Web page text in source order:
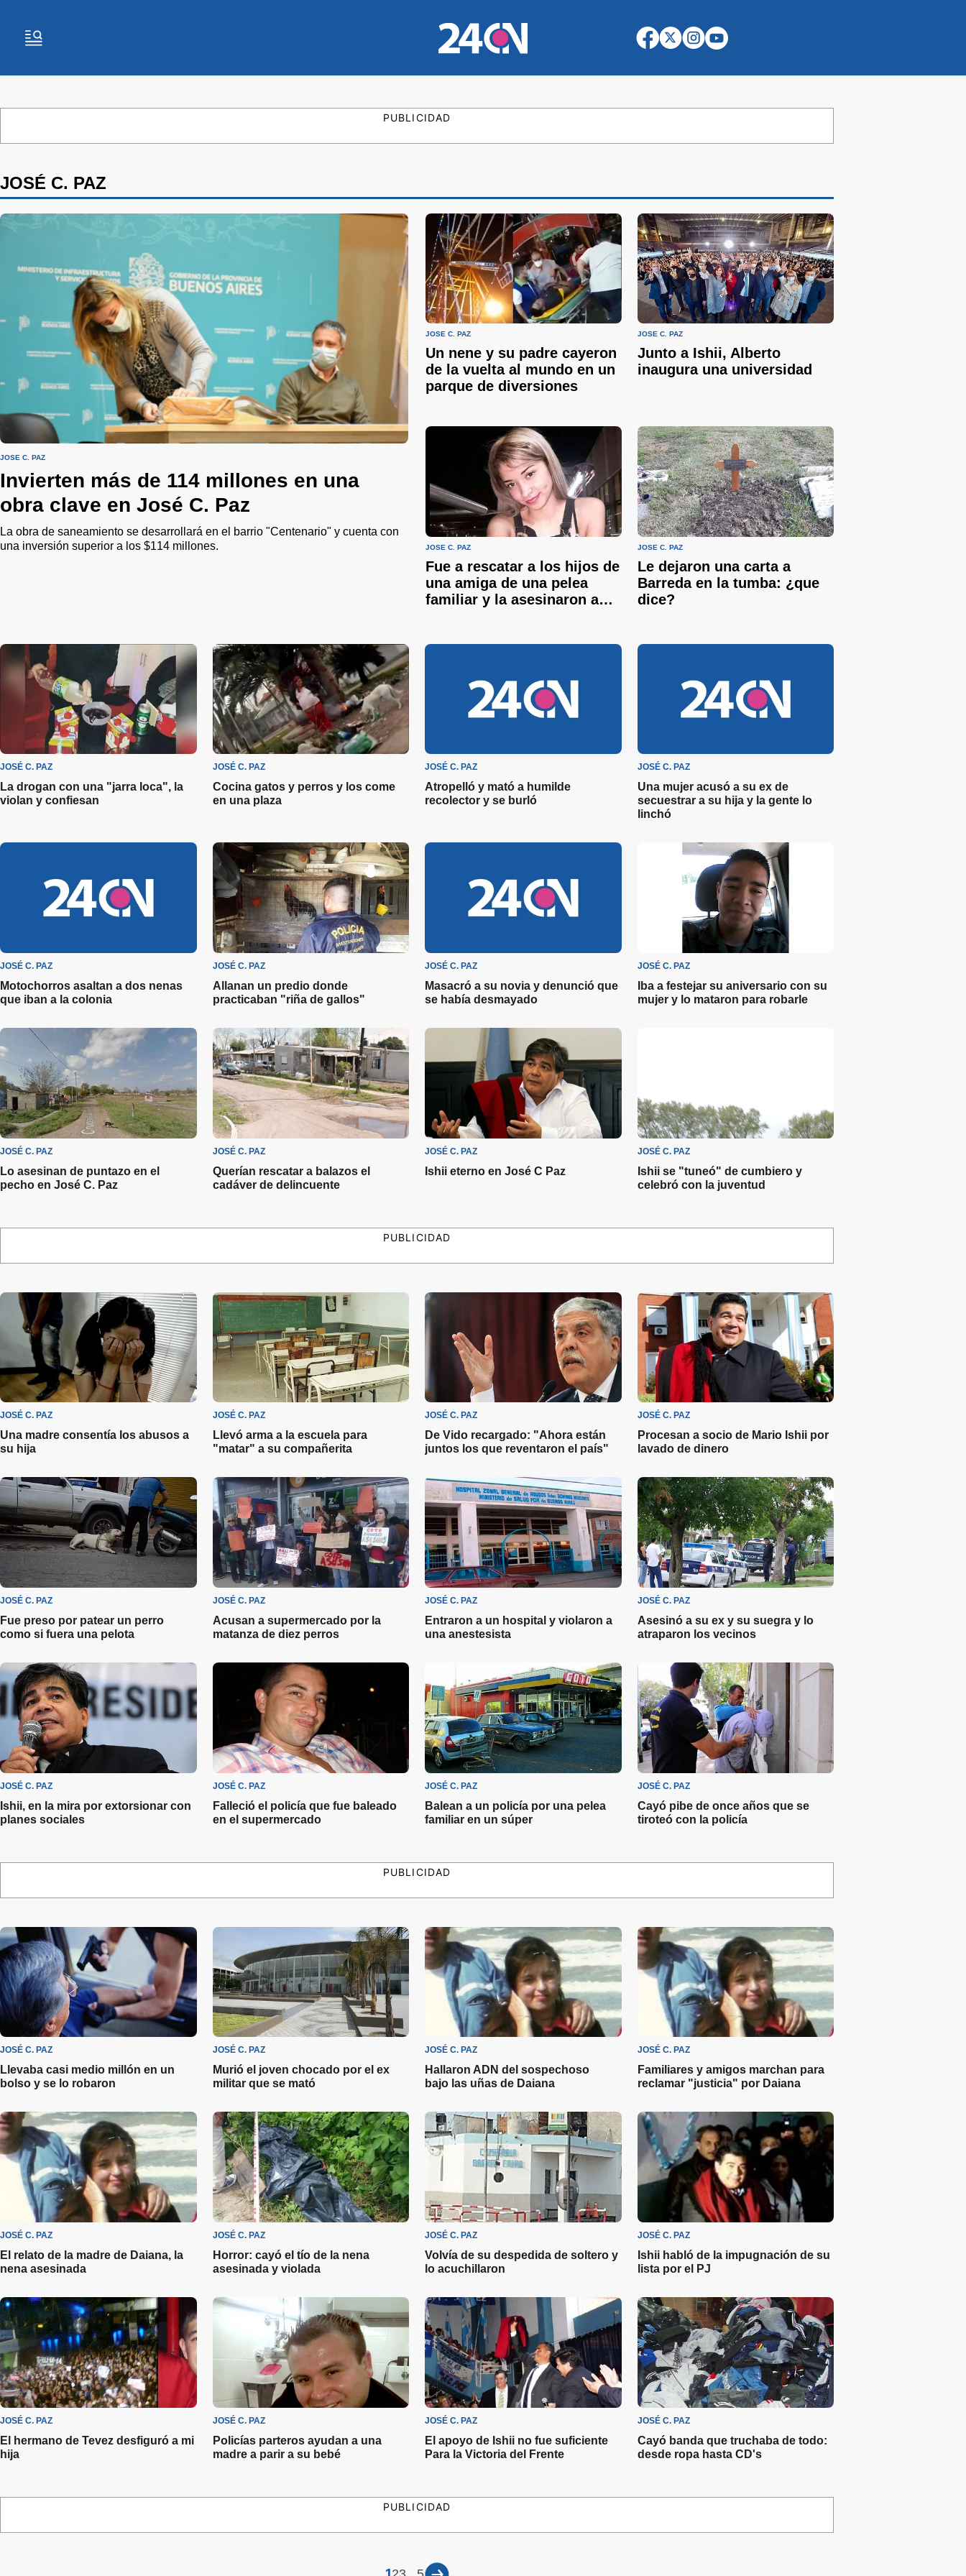
PUBLICIDAD
JOSÉ C. PAZ
JOSÉ C. PAZ
Invierten más de 114 millones en una
obra clave en José C. Paz
La obra de saneamiento se desarrollará en el barrio "Centenario" y cuenta con
una inversión superior a los $114 millones.
JOSÉ C. PAZ
Un nene y su padre cayeron
de la vuelta al mundo en un
parque de diversiones
JOSÉ C. PAZ
Junto a Ishii, Alberto
inaugura una universidad
JOSÉ C. PAZ
Fue a rescatar a los hijos de
una amiga de una pelea
familiar y la asesinaron a
JOSÉ C. PAZ
Le dejaron una carta a
Barreda en la tumba: ¿que
dice?
JOSÉ C. PAZ
La drogan con una "jarra loca", la
violan y confiesan
JOSÉ C. PAZ
Cocina gatos y perros y los come
en una plaza
JOSÉ C. PAZ
Atropelló y mató a humilde
recolector y se burló
JOSÉ C. PAZ
Una mujer acusó a su ex de
secuestrar a su hija y la gente lo
linchó
JOSÉ C. PAZ
Motochorros asaltan a dos nenas
que iban a la colonia
JOSÉ C. PAZ
Allanan un predio donde
practicaban "riña de gallos"
JOSÉ C. PAZ
Masacró a su novia y denunció que
se había desmayado
JOSÉ C. PAZ
Iba a festejar su aniversario con su
mujer y lo mataron para robarle
JOSÉ C. PAZ
Lo asesinan de puntazo en el
pecho en José C. Paz
JOSÉ C. PAZ
Querían rescatar a balazos el
cadáver de delincuente
JOSÉ C. PAZ
Ishii eterno en José C Paz
JOSÉ C. PAZ
Ishii se "tuneó" de cumbiero y
celebró con la juventud
PUBLICIDAD
JOSÉ C. PAZ
Una madre consentía los abusos a
su hija
JOSÉ C. PAZ
Llevó arma a la escuela para
"matar" a su compañerita
JOSÉ C. PAZ
De Vido recargado: "Ahora están
juntos los que reventaron el país"
JOSÉ C. PAZ
Procesan a socio de Mario Ishii por
lavado de dinero
JOSÉ C. PAZ
Fue preso por patear un perro
como si fuera una pelota
JOSÉ C. PAZ
Acusan a supermercado por la
matanza de diez perros
JOSÉ C. PAZ
Entraron a un hospital y violaron a
una anestesista
JOSÉ C. PAZ
Asesinó a su ex y su suegra y lo
atraparon los vecinos
JOSÉ C. PAZ
Ishii, en la mira por extorsionar con
planes sociales
JOSÉ C. PAZ
Falleció el policía que fue baleado
en el supermercado
JOSÉ C. PAZ
Balean a un policía por una pelea
familiar en un súper
JOSÉ C. PAZ
Cayó pibe de once años que se
tiroteó con la policía
PUBLICIDAD
JOSÉ C. PAZ
Llevaba casi medio millón en un
bolso y se lo robaron
JOSÉ C. PAZ
Murió el joven chocado por el ex
militar que se mató
JOSÉ C. PAZ
Hallaron ADN del sospechoso
bajo las uñas de Daiana
JOSÉ C. PAZ
Familiares y amigos marchan para
reclamar "justicia" por Daiana
JOSÉ C. PAZ
El relato de la madre de Daiana, la
nena asesinada
JOSÉ C. PAZ
Horror: cayó el tío de la nena
asesinada y violada
JOSÉ C. PAZ
Volvía de su despedida de soltero y
lo acuchillaron
JOSÉ C. PAZ
Ishii habló de la impugnación de su
lista por el PJ
JOSÉ C. PAZ
El hermano de Tevez desfiguró a mi
hija
JOSÉ C. PAZ
Policías parteros ayudan a una
madre a parir a su bebé
JOSÉ C. PAZ
El apoyo de Ishii no fue suficiente
Para la Victoria del Frente
JOSÉ C. PAZ
Cayó banda que truchaba de todo:
desde ropa hasta CD's
PUBLICIDAD